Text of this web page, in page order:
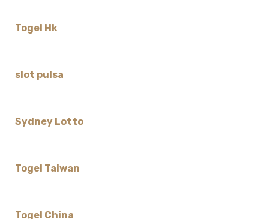
Togel Hk
slot pulsa
Sydney Lotto
Togel Taiwan
Togel China